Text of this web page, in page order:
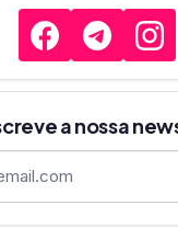
a nossa